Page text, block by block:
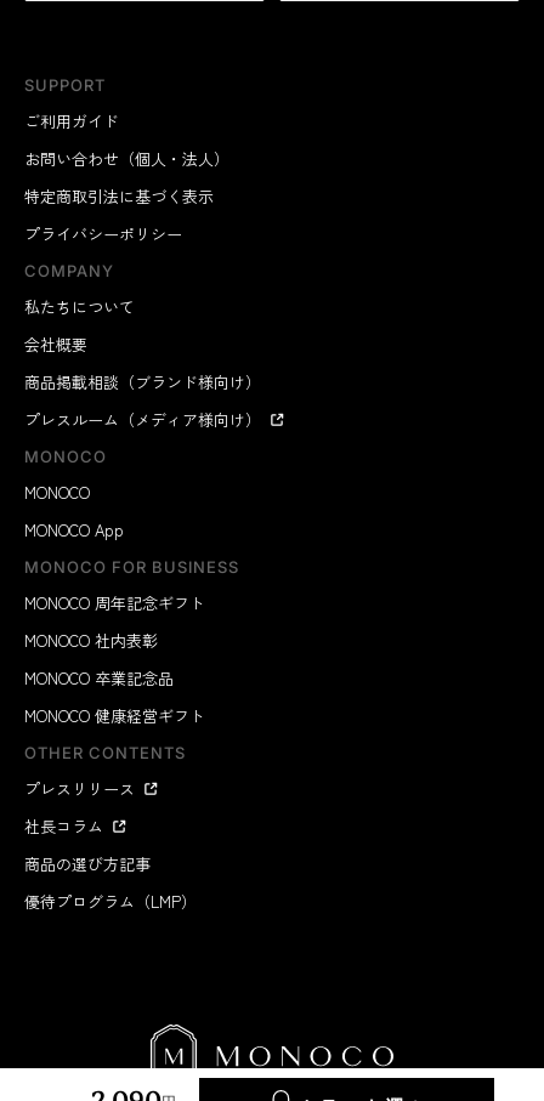
SUPPORT
ご利用ガイド
お問い合わせ（個人・法人）
特定商取引法に基づく表示
プライバシーポリシー
COMPANY
私たちについて
会社概要
商品掲載相談（ブランド様向け）
プレスルーム（メディア様向け）
MONOCO
MONOCO
MONOCO App
MONOCO FOR BUSINESS
MONOCO 周年記念ギフト
MONOCO 社内表彰
MONOCO 卒業記念品
MONOCO 健康経営ギフト
OTHER CONTENTS
プレスリリース
社長コラム
商品の選び方記事
優待プログラム（LMP）